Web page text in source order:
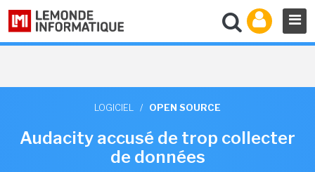
LOGICIEL / OPEN SOURCE
Audacity accusé de trop collecter
de données